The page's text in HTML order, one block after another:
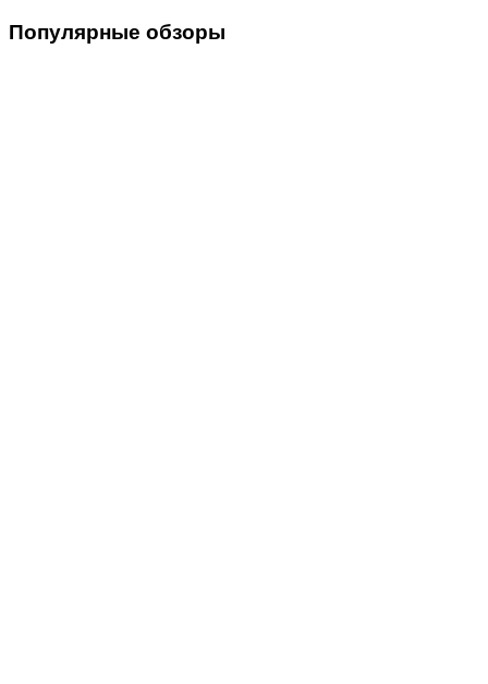
Популярные обзоры